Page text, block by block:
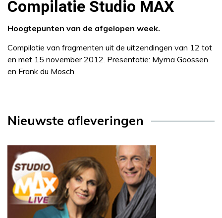
Compilatie Studio MAX
Hoogtepunten van de afgelopen week.
Compilatie van fragmenten uit de uitzendingen van 12 tot
en met 15 november 2012. Presentatie: Myrna Goossen
en Frank du Mosch
Nieuwste afleveringen